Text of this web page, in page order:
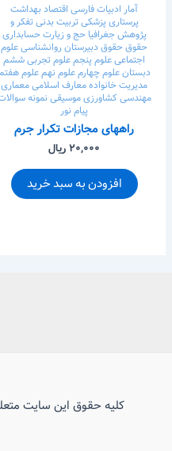
آمار ادبیات فارسی اقتصادبهداشت
پرستاریپزشکیتربیت بدنیتفکر و
پژوهشجغرافیاحج و زیارتحسابداری
حقوقحقوقدبیرستانروانشناسیعلوم
اجتماعیعلوم پنجمعلوم تجربی ششم
دبستانعلوم چهارمعلوم نهمعلوم
مدیریت خانوادهمعارف اسلامیمعماری
مهندسی کشاورزیموسیقینمونه
پیام نور
راههای مجازات تکرار جرم
۲۰,۰۰۰ ریال
افزودن به سبد خرید
کلیه حقوق این سایت